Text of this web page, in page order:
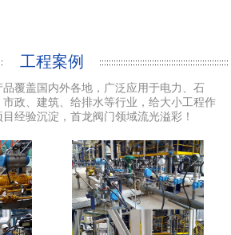
工程案例
覆盖国内外各地，广泛应用于电力、石
政、建筑、给排水等行业，给大小工程作
经验沉淀，首龙阀门领域流光溢彩！